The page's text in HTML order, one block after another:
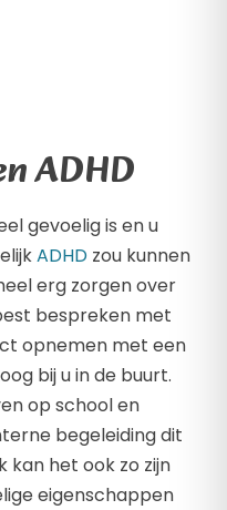
ADHD
gevoelig is en u
ADHD zou kunnen
erg zorgen over
bespreken met
opnemen met een
bij u in de buurt.
op school en
begeleiding dit
kan het ook zo zijn
eigenschappen